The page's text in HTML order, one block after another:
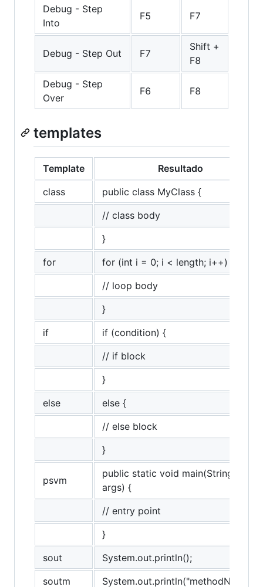
Debug - Step
Into
F5 F7
Debug - Step Out F7
Shift +
F8
Debug - Step
Over
F6 F8
templates
Template
Resultado
class
public class MyClass {
// class body
}
for
for (int i = 0; i < length; i++) {
// loop body
}
if
if (condition) {
// if block
}
else
else {
// else block
}
psvm
public static void main(String[]
args) {
// entry point
}
sout
System.out.println();
soutm
System.out.println("methodName");